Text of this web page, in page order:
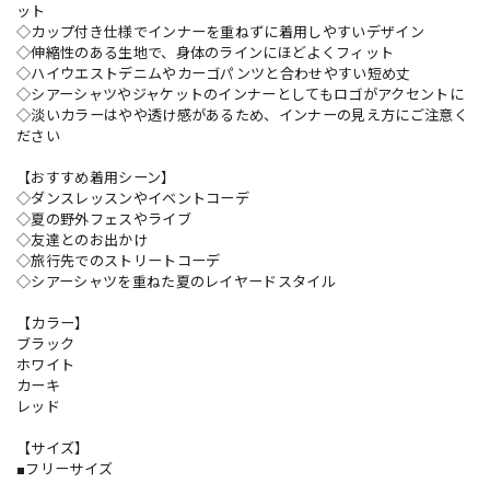
ット
◇カップ付き仕様でインナーを重ねずに着用しやすいデザイン
◇伸縮性のある生地で、身体のラインにほどよくフィット
◇ハイウエストデニムやカーゴパンツと合わせやすい短め丈
◇シアーシャツやジャケットのインナーとしてもロゴがアクセントに
◇淡いカラーはやや透け感があるため、インナーの見え方にご注意く
ださい
【おすすめ着用シーン】
◇ダンスレッスンやイベントコーデ
◇夏の野外フェスやライブ
◇友達とのお出かけ
◇旅行先でのストリートコーデ
◇シアーシャツを重ねた夏のレイヤードスタイル
【カラー】
ブラック
ホワイト
カーキ
レッド
【サイズ】
■フリーサイズ